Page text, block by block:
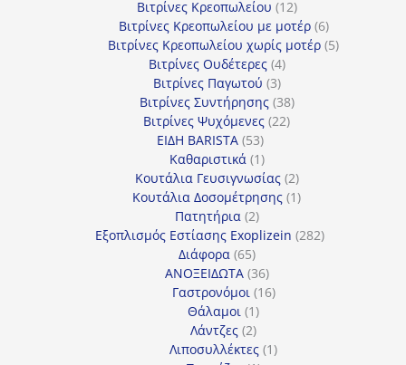
προϊόντα
Βιτρίνες Κρεοπωλείου 1212
προϊόντα
Βιτρίνες Κρεοπωλείου με μοτέρ 66
προϊόντα
Βιτρίνες Κρεοπωλείου χωρίς μοτέρ 55
Βιτρίνες Ουδέτερες 44
προϊόντα
Βιτρίνες Παγωτού 33
προϊόντα
Βιτρίνες Συντήρησης 3838
προϊόντα
Βιτρίνες Ψυχόμενες 2222
ΕΙΔΗ BARISTA 5353
προϊόντα
Καθαριστικά 11
προϊόν
Κουτάλια Γευσιγνωσίας 22
προϊόντα
Κουτάλια Δοσομέτρησης 11
Πατητήρια 22
προϊόντα
Εξοπλισμός Εστίασης Exoplizein 282282
Διάφορα 6565
προϊόντα
ΑΝΟΞΕΙΔΩΤΑ 3636
προϊόντα
Γαστρονόμοι 1616
Θάλαμοι 11
προϊόν
Λάντζες 22
προϊόντα
Λιποσυλλέκτες 11